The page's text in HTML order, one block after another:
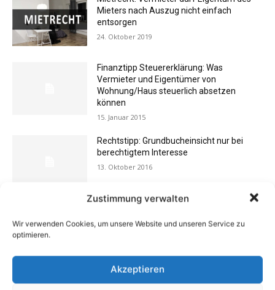
Zustimmung verwalten
Wir verwenden Cookies, um unsere Website und unseren Service zu
optimieren.
Akzeptieren
Mieters nach Auszug nicht einfach
entsorgen
24. Oktober 2019
Finanztipp Steuererklärung: Was
Vermieter und Eigentümer von
Wohnung/Haus steuerlich absetzen
können
15. Januar 2015
Rechtstipp: Grundbucheinsicht nur bei
berechtigtem Interesse
13. Oktober 2016
Kommunikationswege
Schlechte Gerüche im Zuhause: Ursachen,